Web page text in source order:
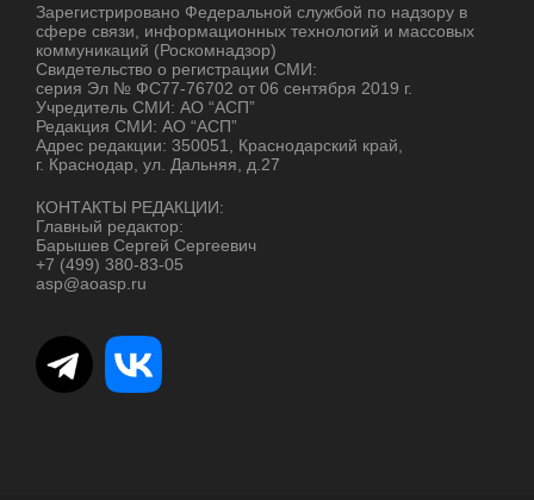
Зарегистрировано Федеральной службой по надзору в
сфере связи, информационных технологий и массовых
коммуникаций (Роскомнадзор)
Свидетельство о регистрации СМИ:
серия Эл № ФС77-76702 от 06 сентября 2019 г.
Учредитель СМИ: АО “АСП”
Редакция СМИ: АО “АСП”
Адрес редакции: 350051, Краснодарский край,
г. Краснодар, ул. Дальняя, д.27
КОНТАКТЫ РЕДАКЦИИ:
Главный редактор:
Барышев Сергей Сергеевич
+7 (499) 380-83-05
asp@aoasp.ru